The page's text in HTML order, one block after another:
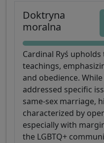
Doktryna
moralna
Cardinal Ryś
teachings,
and obedience.
addressed specific
same-sex marriage,
characterized by
especially with
the LGBTQ+